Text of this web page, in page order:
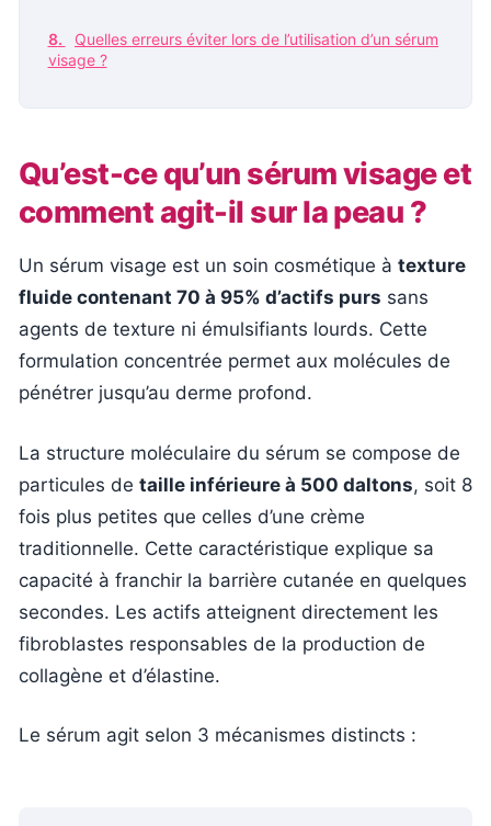
Quelles erreurs éviter lors de l’utilisation d’un sérum
visage ?
Qu’est-ce qu’un sérum visage et
comment agit-il sur la peau ?
Un sérum visage est un soin cosmétique à texture
fluide contenant 70 à 95% d’actifs purs sans
agents de texture ni émulsifiants lourds. Cette
formulation concentrée permet aux molécules de
pénétrer jusqu’au derme profond.
La structure moléculaire du sérum se compose de
particules de taille inférieure à 500 daltons, soit 8
fois plus petites que celles d’une crème
traditionnelle. Cette caractéristique explique sa
capacité à franchir la barrière cutanée en quelques
secondes. Les actifs atteignent directement les
fibroblastes responsables de la production de
collagène et d’élastine.
Le sérum agit selon 3 mécanismes distincts :